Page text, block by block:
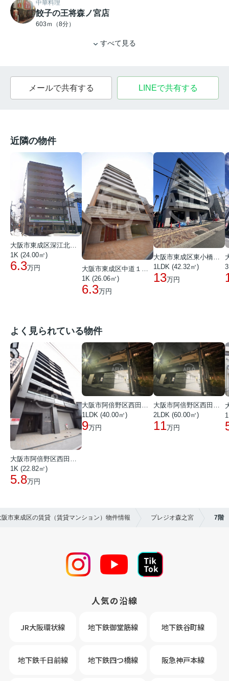
中華料理
餃子の王将森ノ宮店
603ｍ（8分）
すべて見る
メールで共有する LINEで共有する
近隣の物件
大阪市東成区深江北２丁目
1K (24.00㎡)
6.3万円
大阪市東成区中道１丁目
1K (26.06㎡)
6.3万円
大阪市東成区東小橋２丁目
1LDK (42.32㎡)
13万円
よく見られている物件
大阪市阿倍野区西田辺町１丁目
1K (22.82㎡)
5.8万円
大阪市阿倍野区西田辺町１丁目
1LDK (40.00㎡)
9万円
大阪市阿倍野区西田辺町１丁目
2LDK (60.00㎡)
11万円
市東成区の賃貸（賃貸マンション）物件情報 プレジオ森之宮 7階
人気の沿線
JR大阪環状線 地下鉄御堂筋線 地下鉄谷町線
地下鉄千日前線 地下鉄四つ橋線 阪急神戸本線